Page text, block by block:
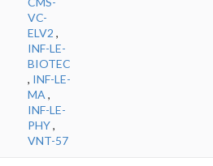
VC-
ELV2 ,
INF-LE-
BIOTEC
, INF-LE-
MA ,
INF-LE-
PHY,
VNT-57